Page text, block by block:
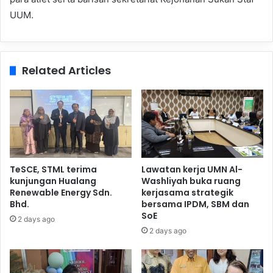
UUM.
Related Articles
TeSCE, STML terima
kunjungan Hualang
Renewable Energy Sdn.
Bhd.
2 days ago
Lawatan kerja UMN Al-
Washliyah buka ruang
kerjasama strategik
bersama IPDM, SBM dan
SoE
2 days ago